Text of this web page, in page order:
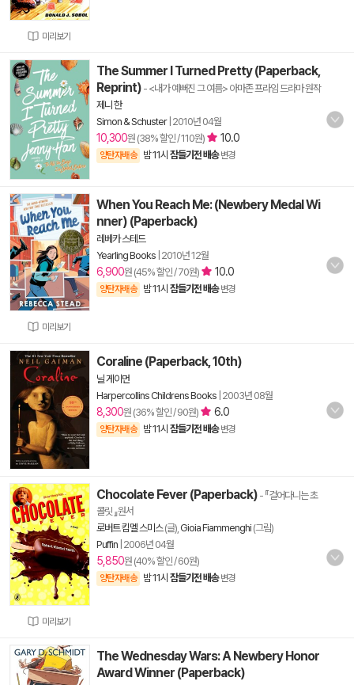
미리보기
The Summer I Turned Pretty (Paperback,
Reprint) - <내가 예뻐진 그 여름> 아마존 프라임 드라마 원작
제니 한
Simon & Schuster| 2010년 04월
10,300원 (38% 할인 / 110원) 10.0
양탄자배송 밤 11시 잠들기전 배송 변경
미리보기
When You Reach Me: (Newbery Medal Wi
nner) (Paperback)
레베카 스테드
Yearling Books 2010년 12월
6,900원 (45% 할인 / 70원) 10.0
양탄자배송 밤 11시 잠들기전 배송 변경
Coraline (Paperback, 10th)
닐 게이먼
Harpercollins Childrens Books 2003년 08월
8,300원 (36% 할인 / 90원) 6.0
양탄자배송 밤 11시 잠들기전 배송 변경
미리보기
Chocolate Fever (Paperback) - 『걸어다니는 초
콜릿 』원서
로버트 킴멜 스미스(글), Gioia Fiammenghi (그림)
Puffin 2006년 04월
5,850원 (40% 할인 / 60원)
양탄자배송 밤 11시 잠들기전 배송 변경
The Wednesday Wars: A Newbery Honor
Award Winner (Paperback)